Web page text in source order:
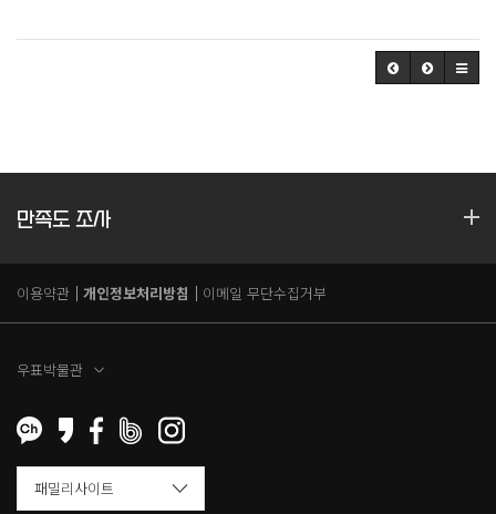
만족도 조사
이용약관 개인정보처리방침 이메일 무단수집거부
우표박물관